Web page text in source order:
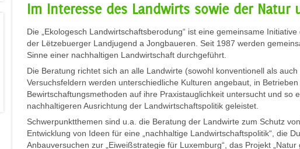
Im Interesse des Landwirts sowie der Natur
Die „Ekologesch Landwirtschaftsberodung“ ist eine gemeinsame
der Lëtzebuerger Landjugend a Jongbaueren. Seit 1987 werden
Sinne einer nachhaltigen Landwirtschaft durchgeführt.
Die Beratung richtet sich an alle Landwirte (sowohl konventionell als
Versuchsfeldern werden unterschiedliche Kulturen angebaut, in Betrieben
Bewirtschaftungsmethoden auf ihre Praxistauglichkeit untersucht und so
nachhaltigeren Ausrichtung der Landwirtschaftspolitik geleistet.
Schwerpunktthemen sind u.a. die Beratung der Landwirte zum Schutz
Entwicklung von Ideen für eine „nachhaltige Landwirtschaftspolitik“, die
Anbauversuchen zur „Eiweißstrategie für Luxemburg“, das Projekt